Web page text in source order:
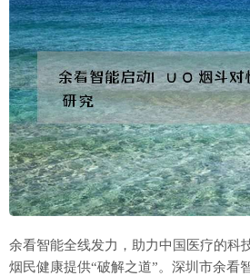
余看智能全线发力，助力中国医疗的科
烟民健康提供“破解之道”。深圳市余看